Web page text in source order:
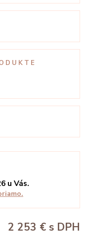
u Vás.
2 253 € s DPH